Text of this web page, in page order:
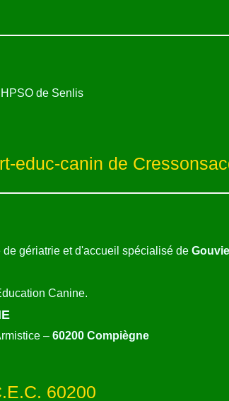
de Senlis
educ-canin de
de gériatrie et d'accueil spécialisé de
Canine.
– 60200 Compiègne
60200